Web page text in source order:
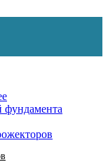
фундамента